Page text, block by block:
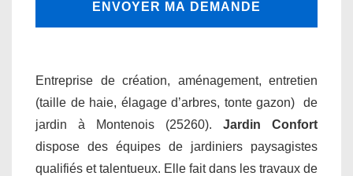
Entreprise de création, aménagement, entretien
(taille de haie, élagage d’arbres, tonte gazon) de
jardin à Montenois (25260). Jardin Confort
dispose des équipes de jardiniers paysagistes
qualifiés et talentueux. Elle fait dans les travaux de